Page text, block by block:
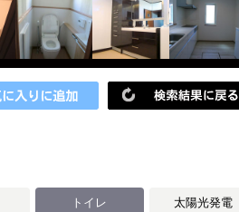
トイレ 太陽光発電